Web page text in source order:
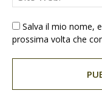
Salva il mio nome,
prossima volta che